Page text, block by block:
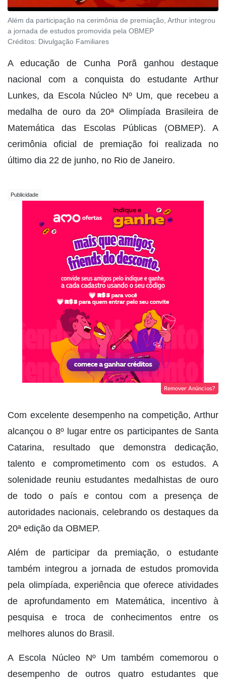
Além da participação na cerimônia de premiação, Arthur integrou
a jornada de estudos promovida pela OBMEP
Créditos: Divulgação Familiares
A educação de Cunha Porã ganhou destaque
nacional com a conquista do estudante Arthur
Lunkes, da Escola Núcleo Nº Um, que recebeu a
medalha de ouro da 20ª Olimpíada Brasileira de
Matemática das Escolas Públicas (OBMEP). A
cerimônia oficial de premiação foi realizada no
último dia 22 de junho, no Rio de Janeiro.
Remover Anúncios?
Com excelente desempenho na competição, Arthur
alcançou o 8º lugar entre os participantes de Santa
Catarina, resultado que demonstra dedicação,
talento e comprometimento com os estudos. A
solenidade reuniu estudantes medalhistas de ouro
de todo o país e contou com a presença de
autoridades nacionais, celebrando os destaques da
20ª edição da OBMEP.
Além de participar da premiação, o estudante
também integrou a jornada de estudos promovida
pela olimpíada, experiência que oferece atividades
de aprofundamento em Matemática, incentivo à
pesquisa e troca de conhecimentos entre os
melhores alunos do Brasil.
A Escola Núcleo Nº Um também comemorou o
desempenho de outros quatro estudantes que